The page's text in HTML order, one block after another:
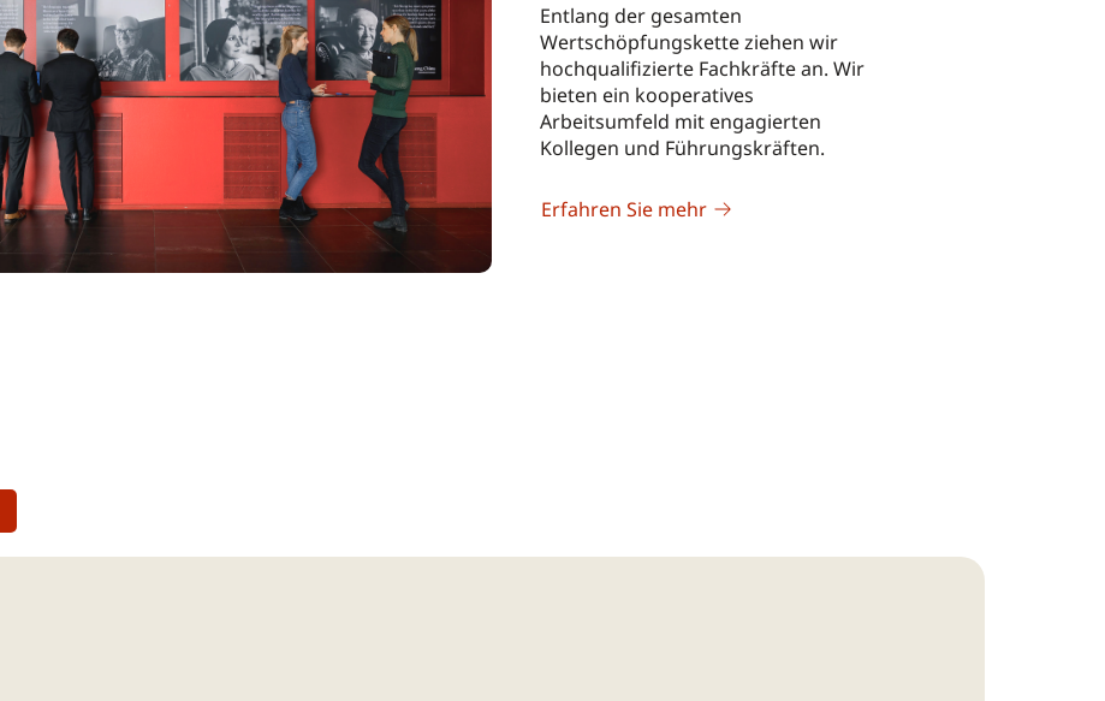
Entlang der gesamten
Wertschöpfungskette ziehen wir
hochqualifizierte Fachkräfte an. Wir
bieten ein kooperatives
Arbeitsumfeld mit engagierten
Kollegen und Führungskräften.
Erfahren Sie mehr